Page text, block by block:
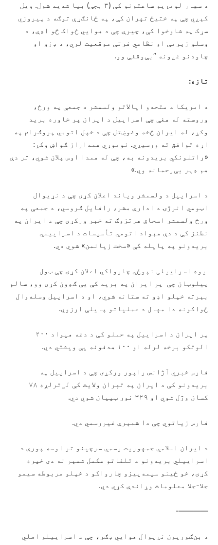
د سهار لومړیو ساعتونو کې (۳ بجې) بیا شدید شول. ویل
کېږي چې په ختیځ تهران کې، په ځانګړې توګه د پیروزي
سړک په شاوخوا کې، چیرې چې د هوايي ځواک څو اډې، د
وسلو زېرمې او نظامي فرقې موقعیت لري، د ډزو او
چاودنو غږونه “بې‌وقفې وو.
تازه:
د امریکا د متحدو ایالاتو ولسمشر د جمعې په ورځ،
وروسته له هغې چې اسراییل د ایران پر خاوره برید
وکړ، له ایران څخه وغوښتل چې د خپل اتومي پروګرام په
اړه توافق ته ورسیږي. نوموړي همداراز ګواښ وکړ:
«راتلونکي بریدونه به، چې له همدا اوس پلان شوي، تر دې
هم ډېر بې‌رحمانه وي.»
د اسراییل د ولسمشر ویاند اعلان کړی چې د نړیوال
اټومي انرژۍ د ادارې مشر، رافایل ګروسي، د جمعې په
ورځ ولسمشر اسحاق هرتزوګ ته خبر ورکړی چې د ایران په
نطنز کې د دې هېواد اتومي تأسیسات د اسراییلي
بریدونو په پایله کې «سخت زیانمن» شوي دي.
یوه اسراییلی نپوځي چارواکي اعلان کړی چې ټول
پیلوټان چې پر ایران په برید کې یې ګډون کړی وو، سالم
بېرته خپلو اډو ته ستانه شوي، او د اسراییل وسله‌وال
ځواکونه دا مهال د عملیاتو پایلې ارزوي.
پر ایران د اسراییل په حملو کې د دغه هیواد ۲۰۰
الوتکو برخه لرله او ۱۰۰ هدفونه یې ویشتي دي.
فارس خبري آژانس راپور ورکړی چې د اسراییل په
بریدونو کې د ایران په تهران ولایت کې لږترلږه ۷۸
کسان وژل شوي او ۳۲۹ نور ټپیان شوي دي.
فارس زیاتوي چې دا شمېرې غیررسمي دي.
د ایران اسلامي جمهوریت رسمي سرچینو تر اوسه پورې د
اسراییلي بریدونو د تلفاتو مکمل شمېر نه دی خپره
کړی، خو ځینو سیمه‌ییزو چارواکو د خپلو مربوطه سیمو
جلا-جلا معلومات وړاندې کړي دي.
————-
د بن‌ګوریون نړیوال هوایي ډګر، چې د اسراییلو اصلي